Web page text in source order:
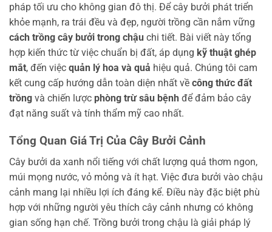
pháp tối ưu cho không gian đô thị. Để cây bưởi phát triển
khỏe mạnh, ra trái đều và đẹp, người trồng cần nắm vững
cách trồng cây bưởi trong chậu chi tiết. Bài viết này tổng
hợp kiến thức từ việc chuẩn bị đất, áp dụng kỹ thuật ghép
mắt, đến việc quản lý hoa và quả hiệu quả. Chúng tôi cam
kết cung cấp hướng dẫn toàn diện nhất về công thức đất
trồng và chiến lược phòng trừ sâu bệnh để đảm bảo cây
đạt năng suất và tính thẩm mỹ cao nhất.
Tổng Quan Giá Trị Của Cây Bưởi Cảnh
Cây bưởi da xanh nổi tiếng với chất lượng quả thơm ngon,
múi mọng nước, vỏ mỏng và ít hạt. Việc đưa bưởi vào chậu
cảnh mang lại nhiều lợi ích đáng kể. Điều này đặc biệt phù
hợp với những người yêu thích cây cảnh nhưng có không
gian sống hạn chế. Trồng bưởi trong chậu là giải pháp lý